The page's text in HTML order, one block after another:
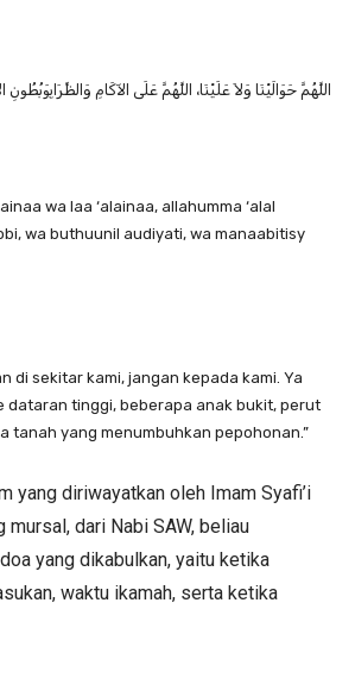
اللَّهُمَّ حَوَالَيْنَا وَلاَ عَلَيْنَا، اللَّهُمَّ عَلَى الآكَامِ
wa laa ‘alainaa, allahumma ‘alal
wa buthuunil audiyati, wa manaabitisy
di sekitar kami, jangan kepada kami. Ya
dataran tinggi, beberapa anak bukit, perut
tanah yang menumbuhkan pepohonan.”
yang diriwayatkan oleh Imam Syafi’i
mursal, dari Nabi SAW, beliau
yang dikabulkan, yaitu ketika
waktu ikamah, serta ketika